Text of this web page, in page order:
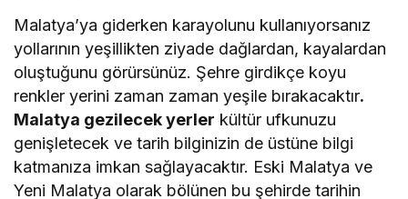
Malatya’ya giderken karayolunu kullanıyorsanız
yollarının yeşillikten ziyade dağlardan, kayalardan
oluştuğunu görürsünüz. Şehre girdikçe koyu
renkler yerini zaman zaman yeşile bırakacaktır.
Malatya gezilecek yerler kültür ufkunuzu
genişletecek ve tarih bilginizin de üstüne bilgi
katmanıza imkan sağlayacaktır. Eski Malatya ve
Yeni Malatya olarak bölünen bu şehirde tarihin